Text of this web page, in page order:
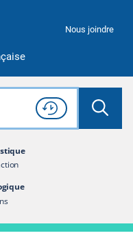
Nous joindre
dans tout le site
Lancer
Consulter l'
Historique
de recherche